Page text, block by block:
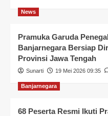
News
Pramuka Garuda
Banjarnegara Bersiap
Provinsi Jawa Tengah
Sunarti 19 Mei 2026 09:35
Banjarnegara
68 Peserta Resmi Ikuti